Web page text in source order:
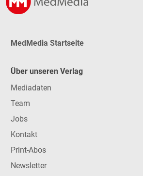
MedMedia Startseite
Über unseren Verlag
Mediadaten
Team
Jobs
Kontakt
Print-Abos
Newsletter